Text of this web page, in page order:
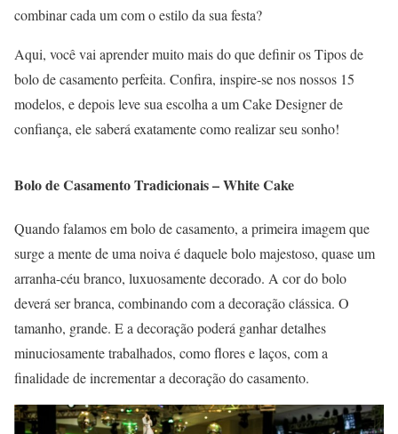
combinar cada um com o estilo da sua festa?
Aqui, você vai aprender muito mais do que definir os Tipos de
bolo de casamento perfeita. Confira, inspire-se nos nossos 15
modelos, e depois leve sua escolha a um Cake Designer de
confiança, ele saberá exatamente como realizar seu sonho!
Bolo de Casamento Tradicionais – White Cake
Quando falamos em bolo de casamento, a primeira imagem que
surge a mente de uma noiva é daquele bolo majestoso, quase um
arranha-céu branco, luxuosamente decorado. A cor do bolo
deverá ser branca, combinando com a decoração clássica. O
tamanho, grande. E a decoração poderá ganhar detalhes
minuciosamente trabalhados, como flores e laços, com a
finalidade de incrementar a decoração do casamento.